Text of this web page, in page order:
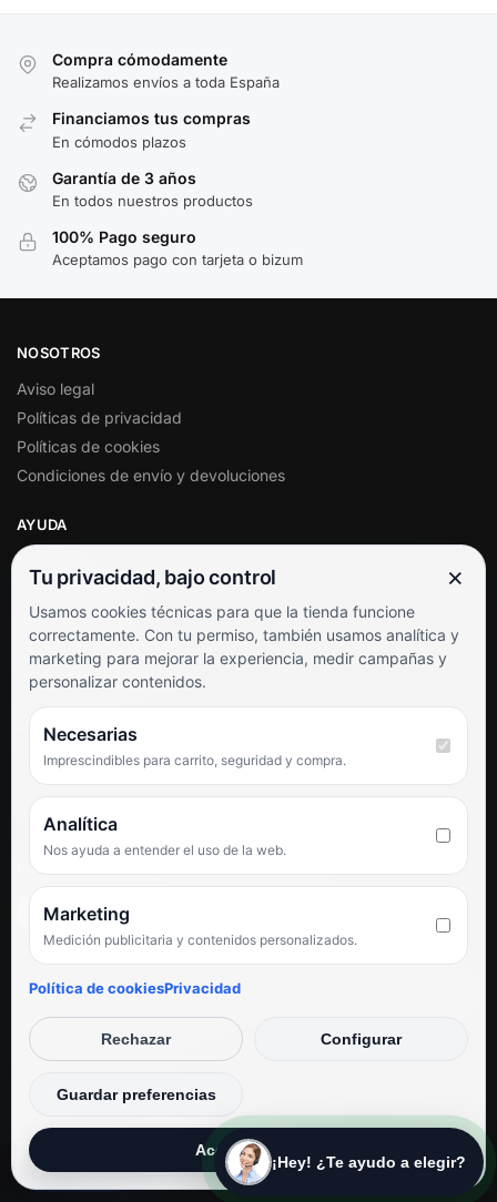
Compra cómodamente
Realizamos envíos a toda España
Financiamos tus compras
En cómodos plazos
Garantía de 3 años
En todos nuestros productos
100% Pago seguro
Aceptamos pago con tarjeta o bizum
NOSOTROS
Aviso legal
Políticas de privacidad
Políticas de cookies
Condiciones de envío y devoluciones
AYUDA
Soporte al cliente
Contacto
Términos y condiciones
Preguntas frecuentes
SÍGUENOS
Facebook
TikTok
PUNTUACIÓN DE 4,6 SOBRE 5 EN GOOGLE
★★★★★
Hemos comprado en varias ocasiones y siempre dan respuesta.
Espectacular, servicio de 10.»
Iván Rodríguez Ramos
© Electrodirecto 2026
Desarrollo y mantenimiento por SitiosWebPRO
¡Hey! ¿Te ayudo a elegir?
Tu privacidad, bajo control ×
Usamos cookies técnicas para que la tienda funcione
correctamente. Con tu permiso, también usamos analítica y
marketing para mejorar la experiencia, medir campañas y
personalizar contenidos.
Necesarias
Imprescindibles para carrito, seguridad y compra.
Analítica
Nos ayuda a entender el uso de la web.
Marketing
Medición publicitaria y contenidos personalizados.
Política de cookiesPrivacidad
Rechazar Configurar
Guardar preferencias
Aceptar todas
Privacidad